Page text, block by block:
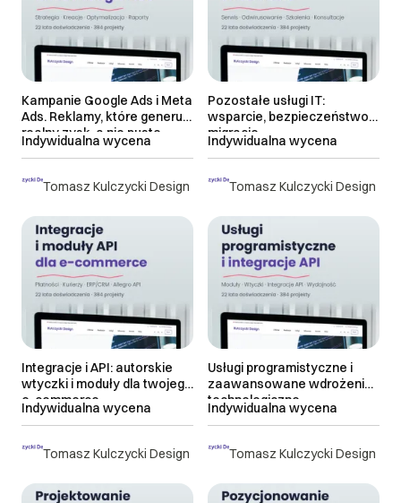
> 21 dni roboczych
do uzgodnienia
Najnowsze
Tomasz Kulczycki Design
Kampanie Google Ads i Meta
Ads. Reklamy, które generują
realny zysk, a nie puste
kliknięcia
Indywidualna wycena
Tomasz Kulczycki Design
Pozostałe usługi IT:
wsparcie, bezpieczeństwo i
migracje
Indywidualna wycena
Tomasz Kulczycki Design
Integracje i API: autorskie
wtyczki i moduły dla twojego
e-commerce
Indywidualna wycena
Tomasz Kulczycki Design
Usługi programistyczne i
zaawansowane wdrożenia
technologiczne
Indywidualna wycena